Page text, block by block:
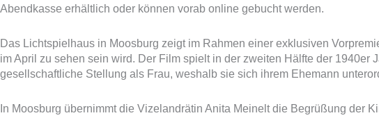
Abendkasse erhältlich oder können vorab online gebucht werden.
Das Lichtspielhaus in Moosburg zeigt im Rahmen einer exklusiven
im April zu sehen sein wird. Der Film spielt in der zweiten Hälfte der
gesellschaftliche Stellung als Frau, weshalb sie sich ihrem Ehemann
In Moosburg übernimmt die Vizelandrätin Anita Meinelt die Begrüßung der